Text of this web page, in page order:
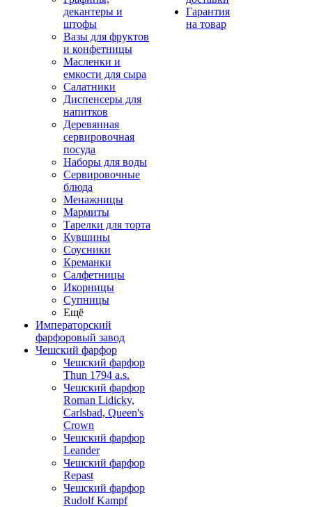
декантеры и
штофы
Вазы для фруктов
и конфетницы
Масленки и
емкости для сыра
Салатники
Диспенсеры для
напитков
Деревянная
сервировочная
посуда
Наборы для воды
Сервировочные
блюда
Менажницы
Мармиты
Тарелки для торта
Кувшины
Соусники
Креманки
Салфетницы
Икорницы
Супницы
Ещё
Императорский
фарфоровый завод
Чешский фарфор
Чешский фарфор
Thun 1794 a.s.
Чешский фарфор
Roman Lidicky,
Carlsbad, Queen's
Crown
Чешский фарфор
Leander
Чешский фарфор
Repast
Чешский фарфор
Rudolf Kampf
Гарантия
на товар